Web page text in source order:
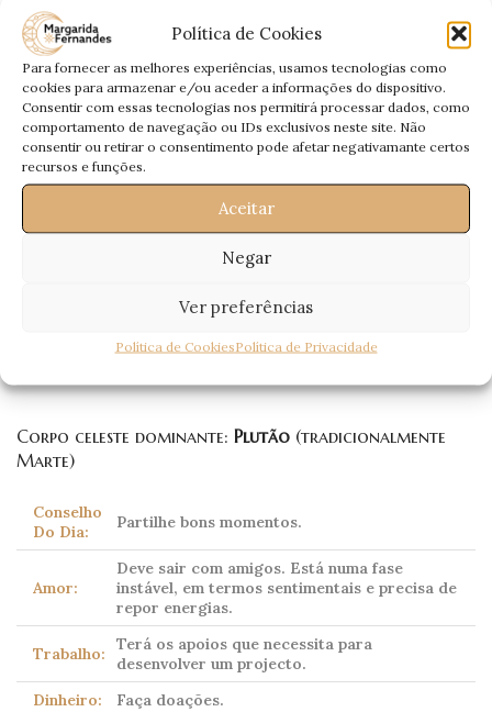
Política de Cookies
Para fornecer as melhores experiências, usamos tecnologias como
cookies para armazenar e/ou aceder a informações do dispositivo.
Consentir com essas tecnologias nos permitirá processar dados, como
comportamento de navegação ou IDs exclusivos neste site. Não
consentir ou retirar o consentimento pode afetar negativamante certos
recursos e funções.
Aceitar
Negar
Ver preferências
Política de CookiesPolítica de Privacidade
barco” perante adversidades. Esclareça e
pense bem antes de falar.
Trabalho:
Uma mudança imposta por alguém que
confia, irá deixá-lo aborrecido. Nada
acontece por acaso e por isso aprenda com
as novidades.
Dinheiro:
Gastos desmedidos.
Sujeito a estados depressivos.
Escorpião
23 Outubro – 21 Novembro
Corpo celeste dominante: Plutão (tradicionalmente
Marte)
Conselho
Do Dia:
Partilhe bons momentos.
Amor:
Deve sair com amigos. Está numa fase
instável, em termos sentimentais e precisa de
repor energias.
Trabalho:
Terá os apoios que necessita para
desenvolver um projecto.
Dinheiro:
Faça doações.